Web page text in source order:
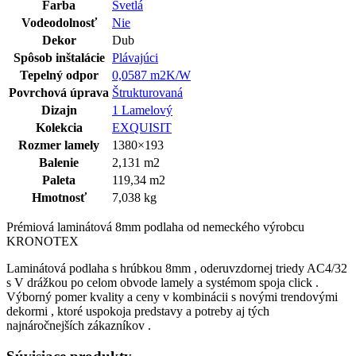
Farba
Svetlá
Vodeodolnosť
Nie
Dekor
Dub
Spôsob inštalácie Plávajúci
Tepelný odpor
0,0587 m2K/W
Povrchová úprava Štrukturovaná
Dizajn
1 Lamelový
Kolekcia
EXQUISIT
Rozmer lamely
1380×193
Balenie
2,131 m2
Paleta
119,34 m2
Hmotnosť
7,038 kg
Prémiová laminátová 8mm podlaha od nemeckého výrobcu
KRONOTEX
Laminátová podlaha s hrúbkou 8mm , oderuvzdornej triedy AC4/32
s V drážkou po celom obvode lamely a systémom spoja click .
Výborný pomer kvality a ceny v kombinácii s novými trendovými
dekormi , ktoré uspokoja predstavy a potreby aj tých
najnáročnejších zákazníkov .